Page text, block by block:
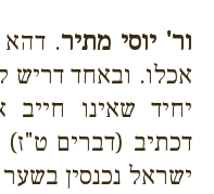
ור' יוסי מתיר. דהא
אכלו. ובאחד דריש
יחיד שאינו
דכתיב (דברים
ישראל נכנסין